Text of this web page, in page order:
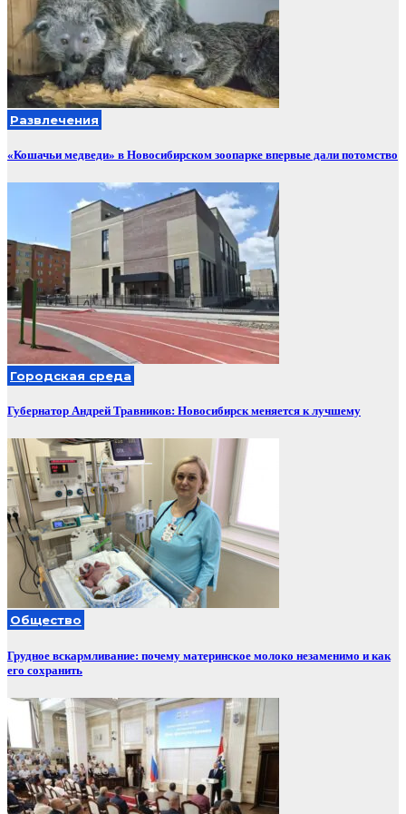
Развлечения
«Кошачьи медведи» в Новосибирском зоопарке впервые дали потомство
Городская среда
Губернатор Андрей Травников: Новосибирск меняется к лучшему
Общество
Грудное вскармливание: почему материнское молоко незаменимо и как
его сохранить